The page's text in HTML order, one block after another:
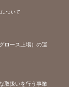
について
ロース上場）の運
取扱いを行う事業